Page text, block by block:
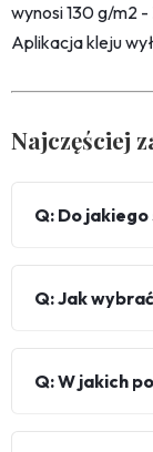
wynosi 130 g/m2
Aplikacja kleju
Najczęściej
Q: Do
Q: Jak
Q: W jakich